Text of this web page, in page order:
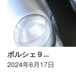
ポルシェ９…
2024年6月17日